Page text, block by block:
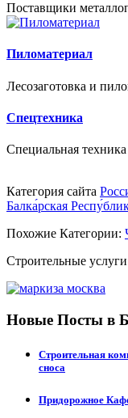
Поставщики
Пиломатериал
Лесозаготовка и
Спецтехника
Специальная
Категория сайта
Балка́рская
Похожие Категории:
Строительные
Новые Посты в
Строительная
сноса
Придорожное